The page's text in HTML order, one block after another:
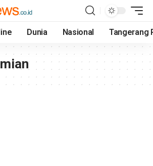
Dunia Nasional Tangerang